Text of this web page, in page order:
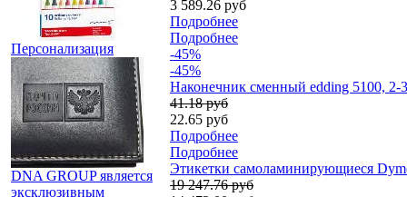
Персонализация
DNA GROUP является
эксклюзивным
3 589.26 руб
Подробнее
Подробнее
-45%
-45%
Наконечник сменный edding 5100, 2-
41.18 руб
22.65 руб
Подробнее
Подробнее
Этикетки самоламинирующиеся
19 247.76 руб